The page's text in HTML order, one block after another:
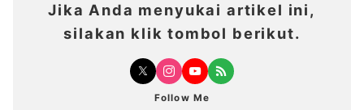
Jika Anda menyukai artikel ini,
silakan klik tombol berikut.
Follow Me